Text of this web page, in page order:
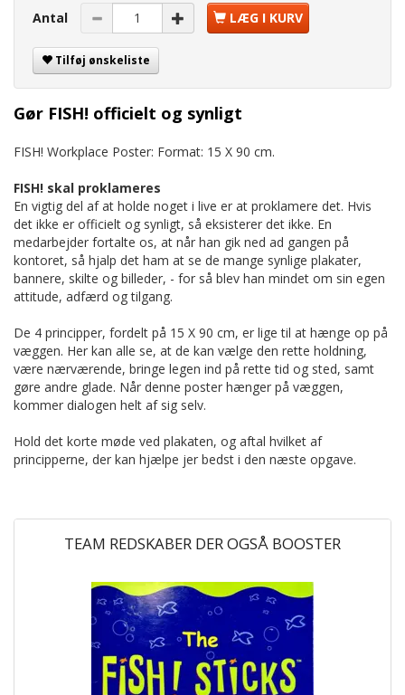
Antal LÆG I KURV
Tilføj ønskeliste
Gør FISH! officielt og synligt
FISH! Workplace Poster: Format: 15 X 90 cm.
FISH! skal proklameres
En vigtig del af at holde noget i live er at proklamere det. Hvis
det ikke er officielt og synligt, så eksisterer det ikke. En
medarbejder fortalte os, at når han gik ned ad gangen på
kontoret, så hjalp det ham at se de mange synlige plakater,
bannere, skilte og billeder, - for så blev han mindet om sin egen
attitude, adfærd og tilgang.
De 4 principper, fordelt på 15 X 90 cm, er lige til at hænge op på
væggen. Her kan alle se, at de kan vælge den rette holdning,
være nærværende, bringe legen ind på rette tid og sted, samt
gøre andre glade. Når denne poster hænger på væggen,
kommer dialogen helt af sig selv.
Hold det korte møde ved plakaten, og aftal hvilket af
principperne, der kan hjælpe jer bedst i den næste opgave.
TEAM REDSKABER DER OGSÅ BOOSTER